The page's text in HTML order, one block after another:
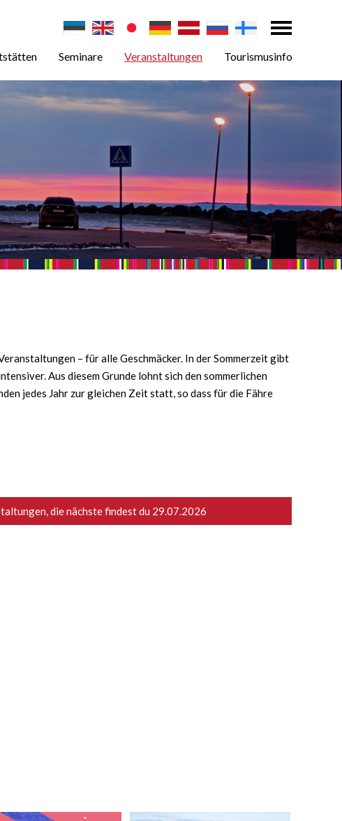
Seminare Veranstaltungen Tourismusinfo
– für alle Geschmäcker. In der Sommerzeit gibt
Aus diesem Grunde lohnt sich den sommerlichen
jedes Jahr zur gleichen Zeit statt, so dass für die Fähre
die nächste findest du 29.07.2026